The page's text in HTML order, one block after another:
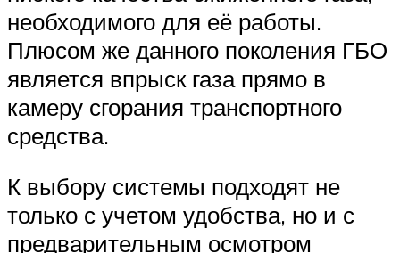
необходимого для её работы.
Плюсом же данного поколения ГБО
является впрыск газа прямо в
камеру сгорания транспортного
средства.
К выбору системы подходят не
только с учетом удобства, но и с
предварительным осмотром